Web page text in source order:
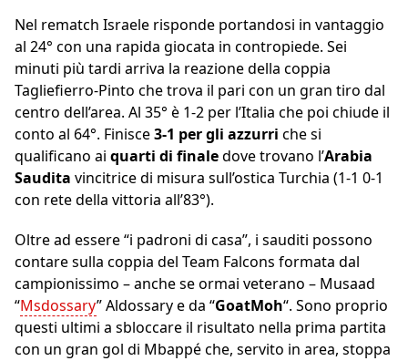
Nel rematch Israele risponde portandosi in vantaggio
al 24° con una rapida giocata in contropiede. Sei
minuti più tardi arriva la reazione della coppia
Tagliefierro-Pinto che trova il pari con un gran tiro dal
centro dell’area. Al 35° è 1-2 per l’Italia che poi chiude il
conto al 64°. Finisce3-1 per gli azzurri che si
qualificano ai quarti di finaledove trovano l’Arabia
Saudita vincitrice di misura sull’ostica Turchia (1-1 0-1
con rete della vittoria all’83°).
Oltre ad essere “i padroni di casa”, i sauditi possono
contare sulla coppia del Team Falcons formata dal
campionissimo – anche se ormai veterano – Musaad
“Msdossary” Aldossary e da “GoatMoh“. Sono proprio
questi ultimi a sbloccare il risultato nella prima partita
con un gran gol di Mbappé che, servito in area, stoppa